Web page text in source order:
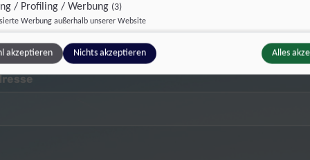
wir in
/ Profiling / Werbung (3)
Werbung außerhalb unserer Website
(via Google TagManager)
Ireland Ltd., Irland
Details
GTag(via Google TagManager)
Limited, Irland
akzeptieren Nichts akzeptieren Alles